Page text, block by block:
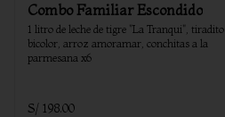
Combo Familiar Escondido
1 litro de leche de tigre "La Tranqui", tiradito
bicolor, arroz amoramar, conchitas a la
parmesana x6
S/ 198.00